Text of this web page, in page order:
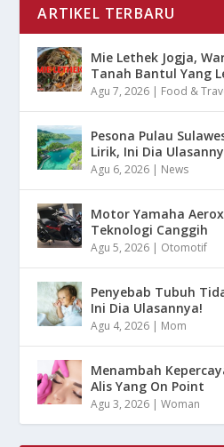
ARTIKEL TERBARU
Mie Lethek Jogja,
Tanah Bantul Yang
Agu 7, 2026 | Food &
Pesona Pulau
Lirik, Ini Dia
Agu 6, 2026 | News
Motor Yamaha
Teknologi Canggih
Agu 5, 2026 | Otomotif
Penyebab Tubuh
Ini Dia Ulasannya!
Agu 4, 2026 | Mom
Menambah
Alis Yang On Point
Agu 3, 2026 |Woman